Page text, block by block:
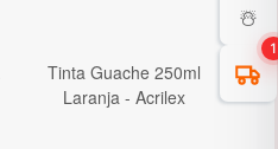
Tinta Guache 250ml
Laranja - Acrilex
☃️
1